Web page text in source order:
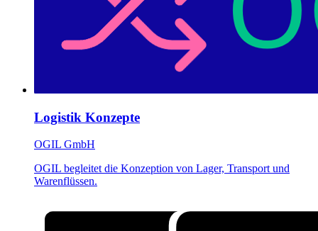
Logistik Konzepte
OGIL GmbH
OGIL begleitet die Konzeption von Lager, Transport und
Warenflüssen.